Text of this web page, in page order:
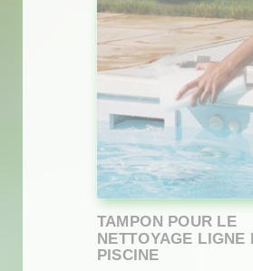
TAMPON POUR LE
NETTOYAGE LIGNE
PISCINE